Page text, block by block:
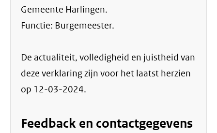
Gemeente Harlingen.
Functie: Burgemeester.
De actualiteit, volledigheid en juistheid van
deze verklaring zijn voor het laatst herzien
op 12-03-2024.
Feedback en contactgegevens